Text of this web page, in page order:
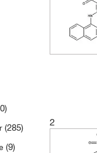
(285)
(9)
2